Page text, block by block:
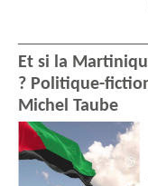
Et si la
? Politique-
Michel Taube